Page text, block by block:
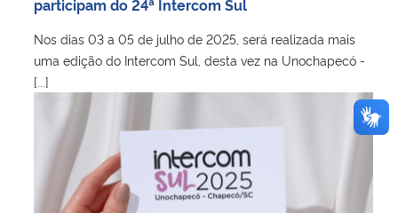
participam do 24ª Intercom Sul
Nos dias 03 a 05 de julho de 2025, será realizada mais
uma edição do Intercom Sul, desta vez na Unochapecó -
[...]